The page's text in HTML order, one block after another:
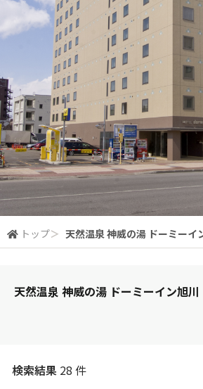
トップ＞ 天然温泉 神威の湯 ドーミーイ
天然温泉 神威の湯 ドーミーイン旭川
検索結果 28 件